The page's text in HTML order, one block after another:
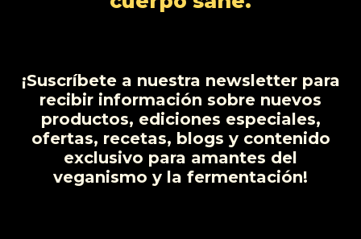
¡Suscríbete a nuestra newsletter para
recibir información sobre nuevos
productos, ediciones especiales,
ofertas, recetas, blogs y contenido
exclusivo para amantes del
veganismo y la fermentación!